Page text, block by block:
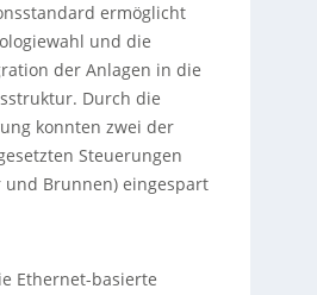
ermöglicht
und die
der Anlagen in die
Durch die
konnten zwei der
Steuerungen
und Brunnen) eingespart
Ethernet-basierte